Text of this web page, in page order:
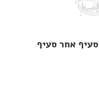
אחר סעיף